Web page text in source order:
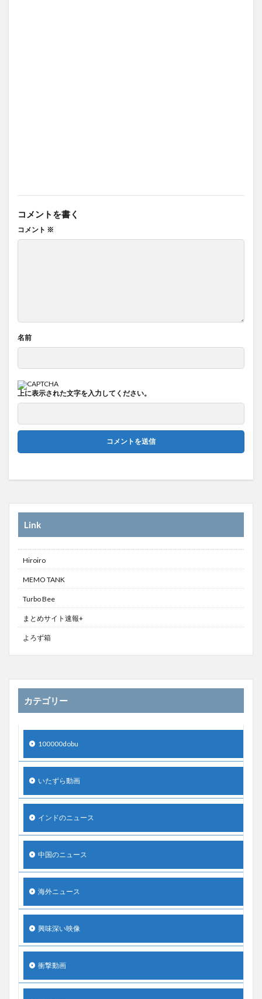
コメントを書く
コメント ※
名前
上に表示された文字を入力してください。
Link
Hiroiro
MEMO TANK
Turbo Bee
まとめサイト速報+
よろず箱
カテゴリー
100000dobu
いたずら動画
インドのニュース
中国のニュース
海外ニュース
興味深い映像
衝撃動画